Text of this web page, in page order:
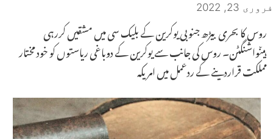
فروری 23, 2022
روس کا بحری بیڑھ جنوبی یوکرین کے بلیک سی میں مشقیں کررہی
ہیںواشنگٹن۔ روس کی جانب سے یوکرین کے دوباغی ریاستوں کو خود مختار
مملکت قراردینے کے ردعمل میں امریکہ